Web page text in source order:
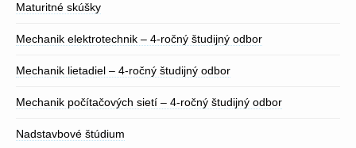
Maturitné skúšky
Mechanik elektrotechnik – 4-ročný študijný odbor
Mechanik lietadiel – 4-ročný študijný odbor
Mechanik počítačových sietí – 4-ročný študijný odbor
Nadstavbové štúdium